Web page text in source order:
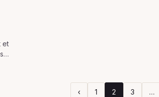
et
‹ 1 2 3 …